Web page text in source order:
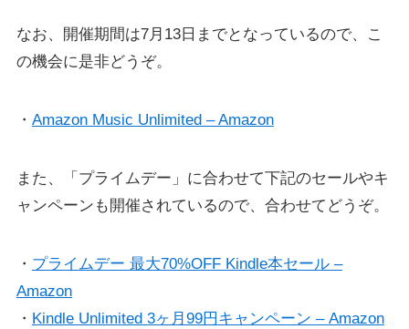
なお、開催期間は7月13日までとなっているので、こ
の機会に是非どうぞ。
・ Amazon Music Unlimited – Amazon
また、「プライムデー」に合わせて下記のセールやキ
ャンペーンも開催されているので、合わせてどうぞ。
・ プライムデー 最大70%OFF Kindle本セール –
Amazon
・ Kindle Unlimited 3ヶ月99円キャンペーン – Amazon